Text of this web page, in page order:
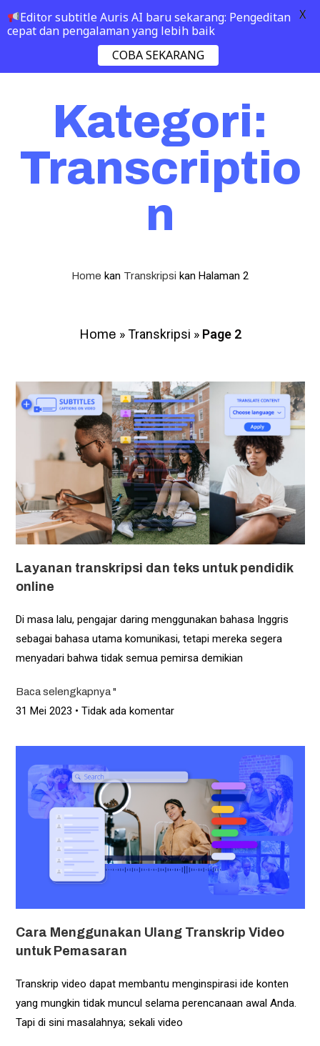
Kategori:
Transcriptio
n
Home kan Transkripsi kan Halaman 2
Home » Transkripsi » Page 2
Layanan transkripsi dan teks untuk pendidik
online
Di masa lalu, pengajar daring menggunakan bahasa Inggris
sebagai bahasa utama komunikasi, tetapi mereka segera
menyadari bahwa tidak semua pemirsa demikian
Baca selengkapnya "
31 Mei 2023 Tidak ada komentar
Cara Menggunakan Ulang Transkrip Video
untuk Pemasaran
Transkrip video dapat membantu menginspirasi ide konten
yang mungkin tidak muncul selama perencanaan awal Anda.
Tapi di sini masalahnya; sekali video
Editor subtitle Auris AI baru sekarang: Pengeditan
cepat dan pengalaman yang lebih baik
COBA SEKARANG
X